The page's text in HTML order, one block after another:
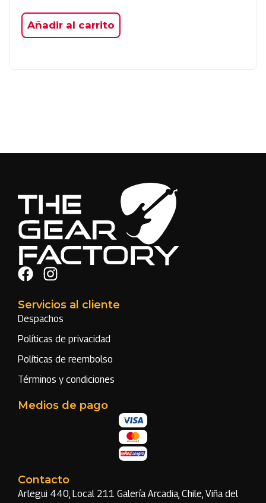
Añadir al carrito
Servicios al cliente
Despachos
Políticas de privacidad
Políticas de reembolso
Términos y condiciones
Medios de pago
Contacto
Arlegui 440, Local 211 Galería Arcadia, Chile, Viña del